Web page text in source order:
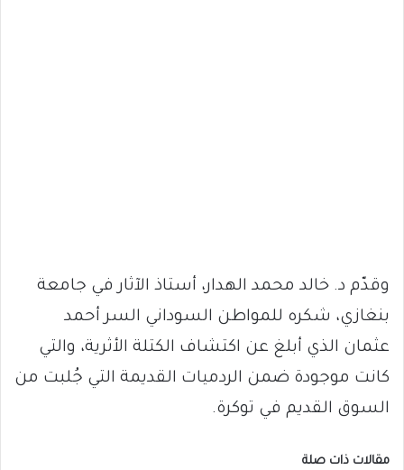
وقدّم د. خالد محمد الهدار، أستاذ الآثار في جامعة
بنغازي، شكره للمواطن السوداني السر أحمد
عثمان الذي أبلغ عن اكتشاف الكتلة الأثرية، والتي
كانت موجودة ضمن الردميات القديمة التي جُلبت من
السوق القديم في توكرة.
مقالات ذات صلة